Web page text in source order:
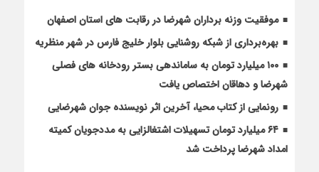
موفقیت وزنه برداران شهرضا در رقابت های استان اصفهان
بهره‌برداری از شبکه روشنایی بلوار خلیج فارس در شهر منظریه
۱۰۰ میلیارد تومان به ساماندهی بستر رودخانه های فصلی
شهرضا و دهاقان اختصاص یافت
رونمایی از کتاب محیا، آخرین اثر نویسنده جوان شهرضایی
۶۴ میلیارد تومان تسهیلات اشتغالزایی به مددجویان کمیته
امداد شهرضا پرداخت شد